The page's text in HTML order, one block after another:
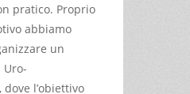
pratico. Proprio
abbiamo
un
Uro-
dove l’obiettivo